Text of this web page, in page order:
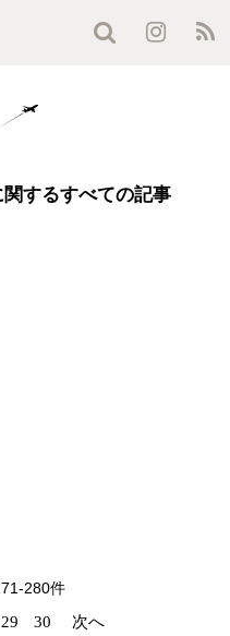
するすべての記事
-280件
29 30 次へ